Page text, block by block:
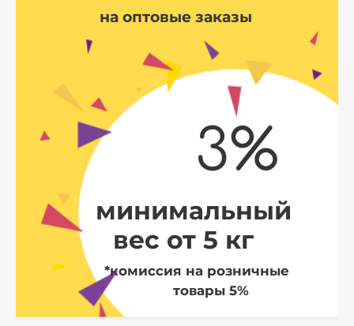
на оптовые заказы
3%
минимальный
вес от 5 кг
*комиссия на розничные
товары 5%